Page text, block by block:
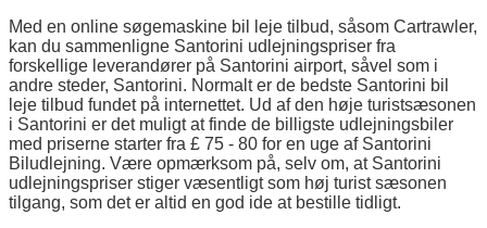
Med en online søgemaskine bil leje tilbud, såsom Cartrawler,
kan du sammenligne Santorini udlejningspriser fra
forskellige leverandører på Santorini airport, såvel som i
andre steder, Santorini. Normalt er de bedste Santorini bil
leje tilbud fundet på internettet. Ud af den høje turistsæsonen
i Santorini er det muligt at finde de billigste udlejningsbiler
med priserne starter fra £ 75 - 80 for en uge af Santorini
Biludlejning. Være opmærksom på, selv om, at Santorini
udlejningspriser stiger væsentligt som høj turist sæsonen
tilgang, som det er altid en god ide at bestille tidligt.